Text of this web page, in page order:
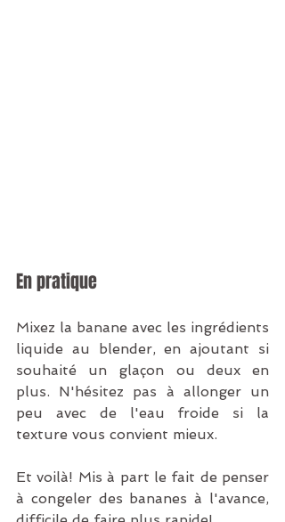
En pratique
Mixez la banane avec les ingrédients
liquide au blender, en ajoutant si
souhaité un glaçon ou deux en
plus. N'hésitez pas à allonger un
peu avec de l'eau froide si la
texture vous convient mieux.
Et voilà! Mis à part le fait de penser
à congeler des bananes à l'avance,